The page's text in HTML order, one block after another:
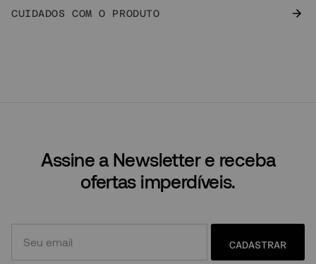
CUIDADOS COM O PRODUTO
Assine a Newsletter e receba
ofertas imperdíveis.
CADASTRAR